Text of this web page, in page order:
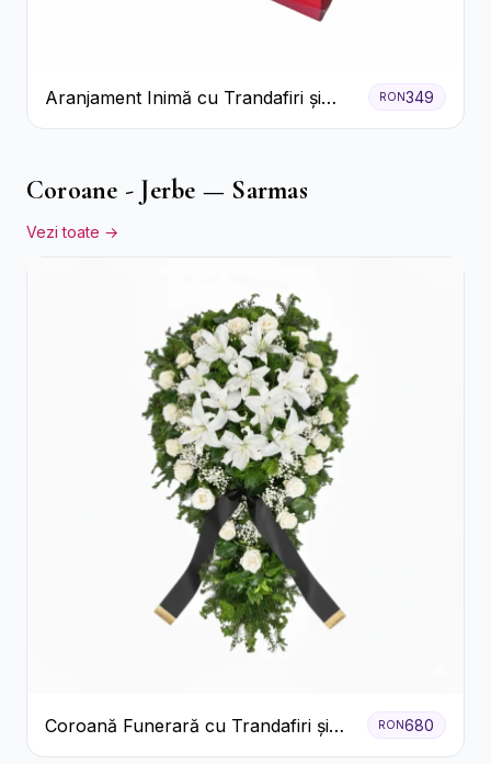
Aranjament Inimă cu Trandafiri și
Praline Ferrero
RON349
Coroane - Jerbe — Sarmas
Vezi toate →
Coroană Funerară cu Trandafiri și
Crini
RON680